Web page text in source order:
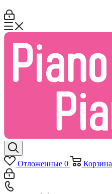
Отложенные 0 Корзина